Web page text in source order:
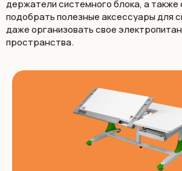
держатели системного блока, а
подобрать полезные аксессуары для
даже организовать свое
пространства.